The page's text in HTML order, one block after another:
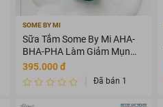
SOME BY MI
Sữa Tắm Some By Mi AHA-
BHA-PHA Làm Giảm Mụn
400g
395.000 đ
Đã bán 1